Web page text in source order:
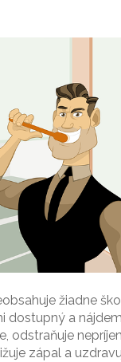
žiadne
dostupný a
odstraňuje
zápal a